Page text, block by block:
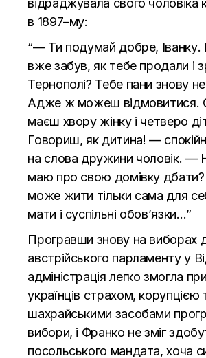
відраджувала свого чоловіка
в 1897–му:
“— Ти подумай добре, Іванку.
вже забув, як тебе продали і
Тернополі? Тебе пани знову
Адже ж можеш відмовитися.
маєш хвору жінку і четверо
Говориш, як дитина! —
на слова дружини чоловік. —
маю про свою домівку
може жити тільки сама для
мати і суспільні обов’язки…”
Програвши знову на виборах
австрійського парламенту у
адміністрація легко змогла
українців страхом, корупцією
шахрайськими засобами
вибори, і Франко не зміг
посольського мандата, хоча